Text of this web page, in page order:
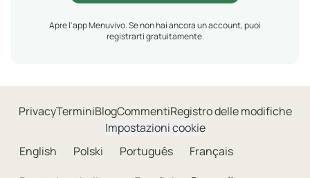
Apre l'app Menuvivo. Se non hai ancora un account, puoi
registrarti gratuitamente.
PrivacyTerminiBlogCommentiRegistro delle modifiche
Impostazioni cookie
English
Polski Português
Français